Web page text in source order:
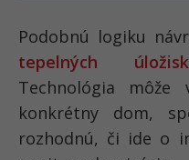
Podobnú logiku
tepelných
Technológia môže
konkrétny dom,
rozhodnú, či ide o